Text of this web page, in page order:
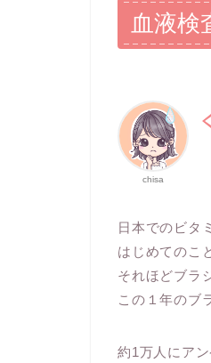
血液検
chisa
日本でのビタ
はじめてのこ
それほどブラ
この１年のブ
約1万人にア